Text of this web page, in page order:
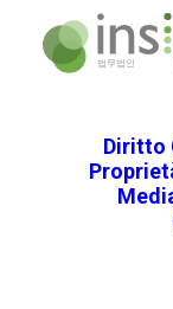
Diritto